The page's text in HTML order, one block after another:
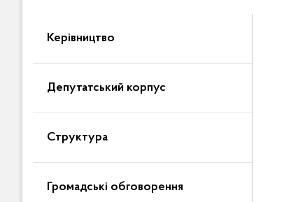
Керівництво
Депутатський корпус
Структура
Громадські обговорення